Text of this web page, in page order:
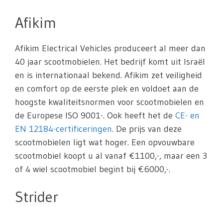
Afikim
Afikim Electrical Vehicles produceert al meer dan
40 jaar scootmobielen. Het bedrijf komt uit Israël
en is internationaal bekend. Afikim zet veiligheid
en comfort op de eerste plek en voldoet aan de
hoogste kwaliteitsnormen voor scootmobielen en
de Europese ISO 9001-. Ook heeft het de CE- en
EN 12184-certificeringen. De prijs van deze
scootmobielen ligt wat hoger. Een opvouwbare
scootmobiel koopt u al vanaf €1100,-, maar een 3
of 4 wiel scootmobiel begint bij €6000,-.
Strider